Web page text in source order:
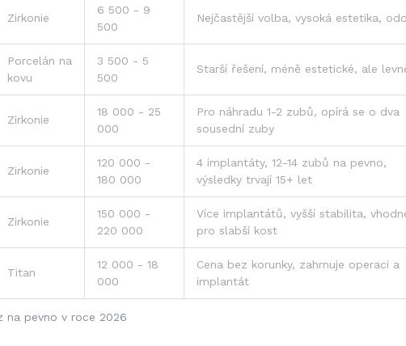
na pevno v roce 2026
Zirkonie
6 500 - 9
500
Nejčastější volba, vysoká estetika,
Porcelán na
kovu
3 500 - 5
500
Starší řešení, méně estetické, ale
Zirkonie
18 000 - 25
000
Pro náhradu 1-2 zubů, opírá se o dva
sousední zuby
Zirkonie
120 000 -
180 000
4 implantáty, 12-14 zubů na pevno,
výsledky trvají 15+ let
Zirkonie
150 000 -
220 000
Více implantátů, vyšší stabilita,
pro slabší kost
Titan
12 000 - 18
000
Cena bez korunky, zahrnuje operaci a
implantát